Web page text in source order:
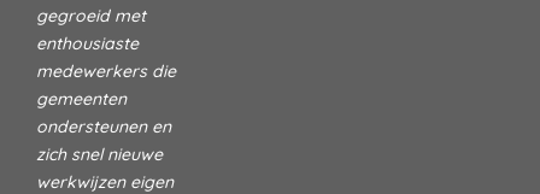
gegroeid met
enthousiaste
medewerkers die
gemeenten
ondersteunen en
zich snel nieuwe
werkwijzen eigen